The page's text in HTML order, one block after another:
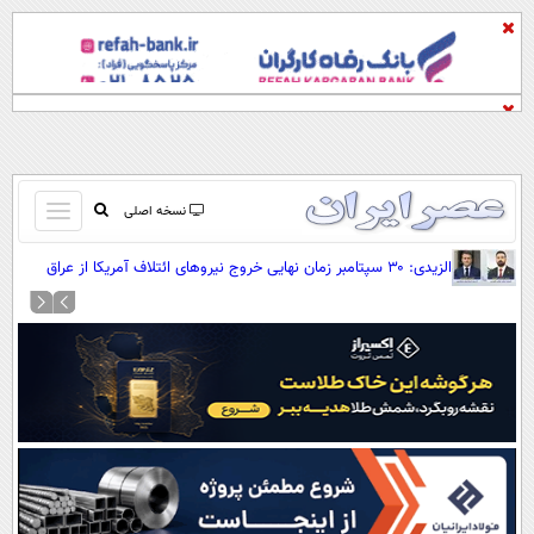
نسخه اصلی
باز
و
بسته
کردن
صفحه اول
آرشیو
نظرسنجی
آب و هوا
اوقات شرعی
پیوند ها
سواد زندگی
الزیدی: ۳۰ سپتامبر زمان نهایی خروج نیروهای ائتلاف آمریکا از عراق